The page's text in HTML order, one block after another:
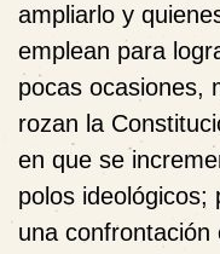
ampliarlo y
emplean para
pocas ocasiones,
rozan la
en que se
polos ideológicos;
una